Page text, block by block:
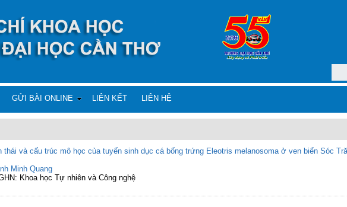
GỬI BÀI ONLINE LIÊN KẾT LIÊN HỆ
và cấu trúc mô học của tuyến sinh dục cá bống trứng Eleotris melanosoma ở ven biển Sóc
Minh Quang
Khoa học Tự nhiên và Công nghệ